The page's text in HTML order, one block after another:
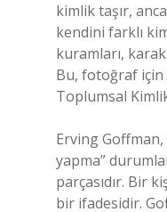
kimlik taşır,
kendini farklı
kuramları,
Bu, fotoğraf için
Toplumsal
Erving
yapma”
parçasıdır. Bir
bir ifadesidir.